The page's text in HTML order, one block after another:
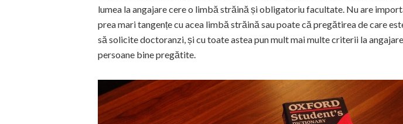
lumea la angajare cere o limbă străină și obligatoriu facultate. Nu are
prea mari tangențe cu acea limbă străină sau poate că pregătirea de care
să solicite doctoranzi, și cu toate astea pun mult mai multe criterii la
persoane bine pregătite.